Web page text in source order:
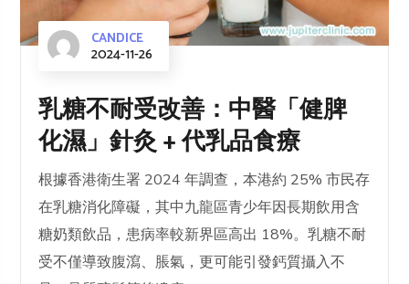
CANDICE
2024-11-26
乳糖不耐受改善：中醫「健脾
化濕」針灸 + 代乳品食療
根據香港衛生署 2024 年調查，本港約 25% 市民存
在乳糖消化障礙，其中九龍區青少年因長期飲用含
糖奶類飲品，患病率較新界區高出 18%。乳糖不耐
受不僅導致腹瀉、脹氣，更可能引發鈣質攝入不